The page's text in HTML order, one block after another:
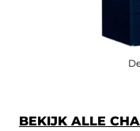
BEKIJK ALLE